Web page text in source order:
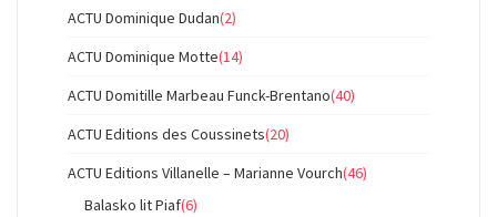
ACTU Dominique Dudan(2)
ACTU Dominique Motte(14)
ACTU Domitille Marbeau Funck-Brentano(40)
ACTU Editions des Coussinets(20)
ACTU Editions Villanelle – Marianne Vourch(46)
Balasko lit Piaf(6)